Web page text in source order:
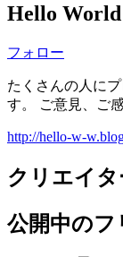
Hello World
フォロー
たくさんの人に
す。 ご意見、ご
http://hello-w-
クリエイ
公開中のフ